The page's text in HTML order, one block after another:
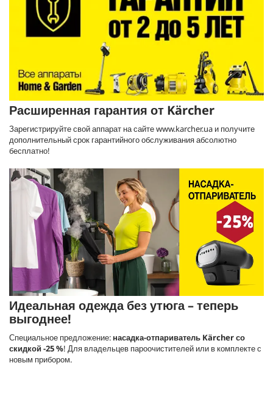
Расширенная гарантия от Kärcher
Зарегистрируйте свой аппарат на сайте www.karcher.ua и получите
дополнительный срок гарантийного обслуживания абсолютно
бесплатно!
Идеальная одежда без утюга – теперь
выгоднее!
Специальное предложение: насадка-отпариватель Kärcher со
скидкой -25 %! Для владельцев пароочистителей или в комплекте с
новым прибором.